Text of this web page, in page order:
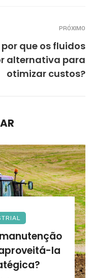
PRÓXIMO
que os fluidos
alternativa para
otimizar custos?
la